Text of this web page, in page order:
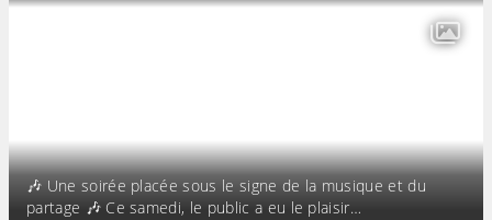
🎶 Une soirée placée sous le signe de la musique et du
partage 🎶 Ce samedi, le public a eu le plaisir…